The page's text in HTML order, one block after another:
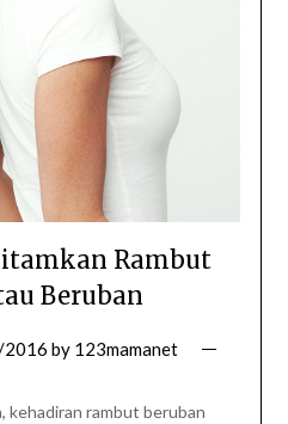
Rambut
Beruban
by 123mamanet
kehadiran rambut beruban